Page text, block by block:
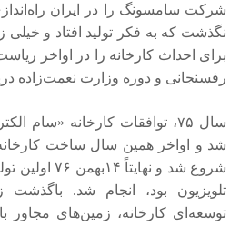
شرکت سامسونگ را در ایران
نگذشت که به فکر تولید افتاد و
برای احداث کارخانه را در اواخر
رفسنجانی و دوره وزارت نعمت‌زاده
سال ۷۵، توافقات کارخانه «سام
شروع شد و
تلویزیون بود، انجام شد.
توسعه‌ای کارخانه، زمین‌های مجاور